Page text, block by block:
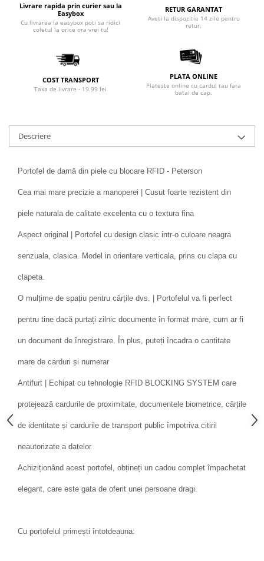
Livrare rapida prin curier sau la
Easybox
Cu livrarea la easybox poti sa ridici
coletul la orice ora vrei tu!
RETUR GARANTAT
Aveti la dispozitie 14 zile pentru
retur.
COST TRANSPORT
Taxa de livrare - 19.99 lei
PLATA ONLINE
Plateste online cu cardul tau fara
batai de cap.
Descriere
Portofel de damă din piele cu blocare RFID - Peterson
Cea mai mare precizie a manoperei | Cusut foarte rezistent din
piele naturala de calitate excelenta cu o textura fina
Aspect original | Portofel cu design clasic intr-o culoare neagra
senzuala, clasica. Model in orientare verticala, prins cu clapa cu
clapeta.
O mulțime de spațiu pentru cărțile dvs. | Portofelul va fi perfect
pentru tine dacă purtați zilnic documente în format mare, cum ar fi
un document de înregistrare. În plus, puteți încadra o cantitate
mare de carduri și numerar
Antifurt | Echipat cu tehnologie RFID BLOCKING SYSTEM care
protejează cardurile de proximitate, documentele biometrice, cărțile
de identitate și cardurile de transport public împotriva citirii
neautorizate a datelor
Achiziționând acest portofel, obțineți un cadou complet împachetat
elegant, care este gata de oferit unei persoane dragi.
Cu portofelul primești întotdeauna: